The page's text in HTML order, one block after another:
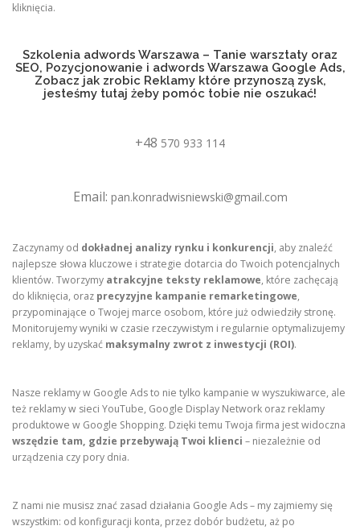
kliknięcia.
Szkolenia adwords Warszawa – Tanie warsztaty oraz
SEO, Pozycjonowanie i adwords Warszawa Google Ads,
Zobacz jak zrobic Reklamy które przynoszą zysk,
jesteśmy tutaj żeby pomóc tobie nie oszukać!
+48 570 933 114
Email: pan.konradwisniewski@gmail.com
Zaczynamy od dokładnej analizy rynku i konkurencji, aby znaleźć
najlepsze słowa kluczowe i strategie dotarcia do Twoich potencjalnych
klientów. Tworzymy atrakcyjne teksty reklamowe, które zachęcają
do kliknięcia, oraz precyzyjne kampanie remarketingowe,
przypominające o Twojej marce osobom, które już odwiedziły stronę.
Monitorujemy wyniki w czasie rzeczywistym i regularnie optymalizujemy
reklamy, by uzyskać maksymalny zwrot z inwestycji (ROI).
Nasze reklamy w Google Ads to nie tylko kampanie w wyszukiwarce, ale
też reklamy w sieci YouTube, Google Display Network oraz reklamy
produktowe w Google Shopping. Dzięki temu Twoja firma jest widoczna
wszędzie tam, gdzie przebywają Twoi klienci – niezależnie od
urządzenia czy pory dnia.
Z nami nie musisz znać zasad działania Google Ads – my zajmiemy się
wszystkim: od konfiguracji konta, przez dobór budżetu, aż po